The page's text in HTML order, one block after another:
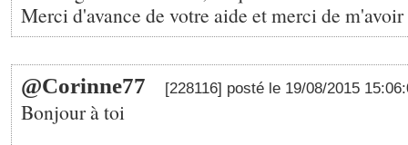
Merci d'avance de votre aide et merci de
@Corinne77 [228116] posté le 19/08/2015
Bonjour à toi